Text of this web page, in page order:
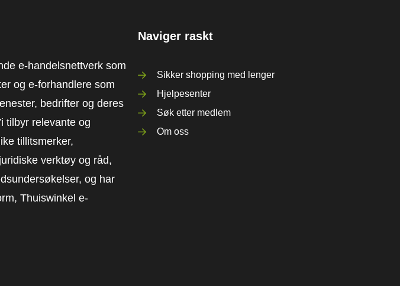
e-handelsnettverk som
og e-forhandlere som
bedrifter og deres
tilbyr relevante og
tillitsmerker,
verktøy og råd,
og har
Thuiswinkel e-
Naviger raskt
Sikker shopping med lenger
Hjelpesenter
Søk etter medlem
Om oss